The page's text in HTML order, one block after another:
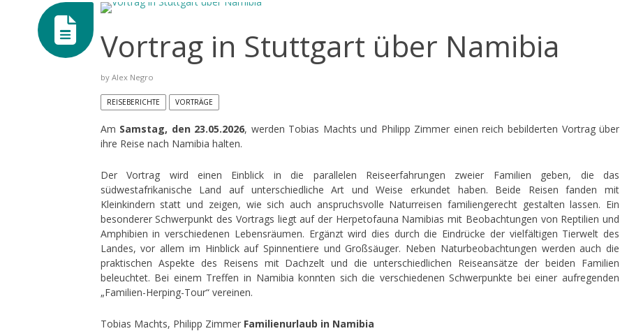
Vortrag in Stuttgart über Namibia
by Alex Negro
REISEBERICHTE VORTRÄGE
Am Samstag, den 23.05.2026, werden Tobias Machts und Philipp Zimmer einen reich bebilderten Vortrag über
ihre Reise nach Namibia halten.
Der Vortrag wird einen Einblick in die parallelen Reiseerfahrungen zweier Familien geben, die das
südwestafrikanische Land auf unterschiedliche Art und Weise erkundet haben. Beide Reisen fanden mit
Kleinkindern statt und zeigen, wie sich auch anspruchsvolle Naturreisen familiengerecht gestalten lassen. Ein
besonderer Schwerpunkt des Vortrags liegt auf der Herpetofauna Namibias mit Beobachtungen von Reptilien und
Amphibien in verschiedenen Lebensräumen. Ergänzt wird dies durch die Eindrücke der vielfältigen Tierwelt des
Landes, vor allem im Hinblick auf Spinnentiere und Großsäuger. Neben Naturbeobachtungen werden auch die
praktischen Aspekte des Reisens mit Dachzelt und die unterschiedlichen Reiseansätze der beiden Familien
beleuchtet. Bei einem Treffen in Namibia konnten sich die verschiedenen Schwerpunkte bei einer aufregenden
„Familien-Herping-Tour“ vereinen.
Tobias Machts, Philipp Zimmer Familienurlaub in Namibia